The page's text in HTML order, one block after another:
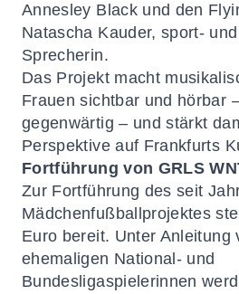
Annesley Black und den
Natascha Kauder, sport-
Sprecherin.
Das Projekt macht
Frauen sichtbar und hörbar
gegenwärtig – und stärkt
Perspektive auf Frankfurts
Fortführung von GRLS
Zur Fortführung des seit
Mädchenfußballprojektes
Euro bereit. Unter Anleitung
ehemaligen National- und
Bundesligaspielerinnen